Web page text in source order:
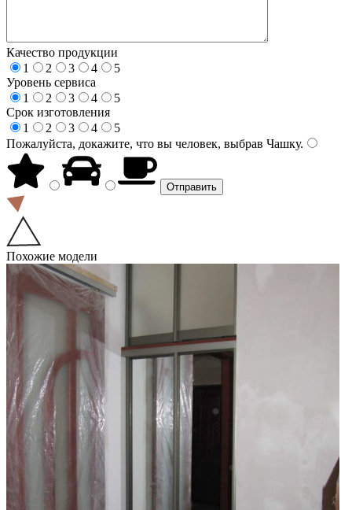
Качество продукции
1
2 3 4
5
Уровень сервиса
1
2 3 4
5
Срок изготовления
1
2 3 4
5
Пожалуйста, докажите, что вы человек, выбрав Чашку.
Похожие модели